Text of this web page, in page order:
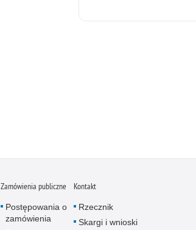
Zamówienia publiczne
Postępowania o
zamówienia
Kontakt
Rzecznik
Skargi i wnioski